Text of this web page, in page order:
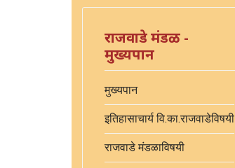
राजवाडे मंडळ -
मुख्यपान
मुख्यपान
इतिहासाचार्य वि.का.राजवाडेविषयी
राजवाडे मंडळाविषयी